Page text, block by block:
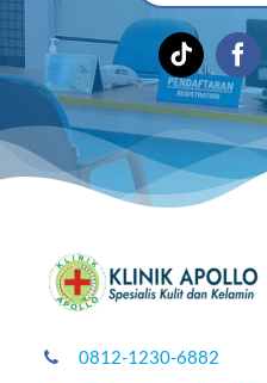
0812-1230-6882